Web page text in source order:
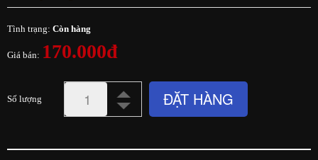
Tình trạng: Còn hàng
Giá bán: 170.000đ
Số lượng ĐẶT HÀNG